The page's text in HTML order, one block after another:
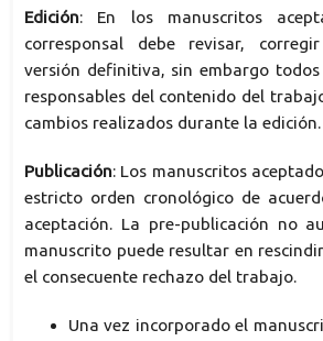
Edición: En los manuscritos
corresponsal debe revisar,
versión definitiva, sin embargo
responsables del contenido del
cambios realizados durante la edición.
Publicación: Los manuscritos
estricto orden cronológico de
aceptación. La pre-publicación no
manuscrito puede resultar en
el consecuente rechazo del trabajo.
Una vez incorporado el